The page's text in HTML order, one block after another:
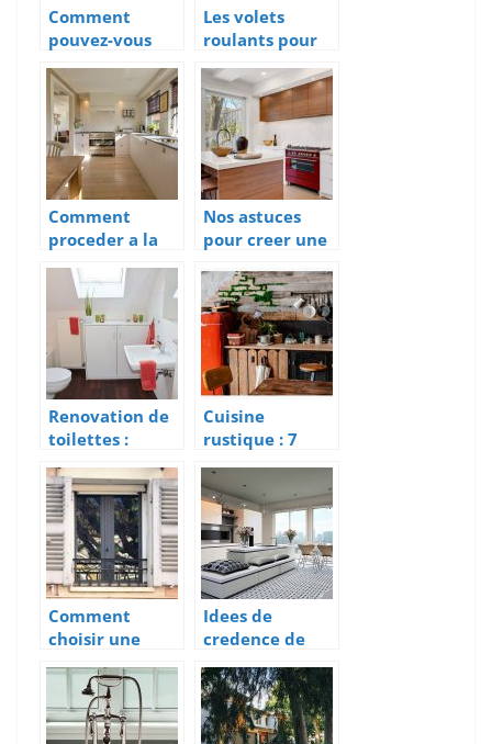
Comment
pouvez-vous
choisir vos
fenêtres pour
vos maisons?
Les volets
roulants pour
vos portes et
fenetres : Est-ce
une bonne idee
?
Comment
proceder a la
renovation de
sa cuisine
efficacement ?
Nos astuces
pour creer une
cuisine aeree,
elegante et
lumineuse
Renovation de
toilettes :
Comment s’y
prendre ?
Cuisine
rustique : 7
chemins
pertinents
pour la
moderniser
Comment
choisir une
barre d’appui
de fenetre en
inox
Idees de
credence de
cuisine pour
une protection
murale chic et
elegante.